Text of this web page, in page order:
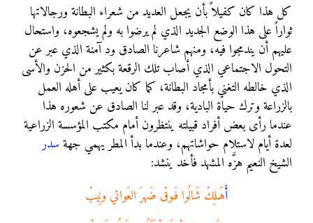
كل هذا كان كفيلاً بأن يجعل العديد من شعراء البطانة ورجالاتها
ثواراً على هذا الوضع الجديد الذي لم يرضوا به ولم يشجعوه، واستحال
عليهم أن يندمجوا فيه، ومنهم شاعرنا الصادق ود آمنة الذي عبر عن
التحول الاجتماعي الذي أصاب تلك الرقعة بكثير من الحزن والأسى
الذي خالطه التغني بأمجاد البطانة، كما كان يعيب على أهله العمل
بالزراعة وترك حياة البادية، وقد عبر لنا الصادق عن شعوره هذا
عندما رأى بعض أفراد قبيلته ينتظرون أمام مكتب المؤسسة الزراعية
لعدة أيام لاستلام حواشاتهم، وعندما بدأ المطر يهمي جهةسدر
الشيخ النعيم هزَّه المشهد فأخد ينشد:
أَهَـلِكْ شَالُوا فَـوقْ ضَهرَ العَواتي ونِيبْ